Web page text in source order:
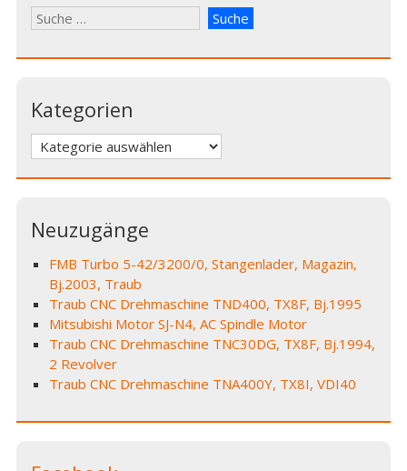
Kategorien
Kategorien
Neuzugänge
FMB Turbo 5-42/3200/0, Stangenlader, Magazin,
Bj.2003, Traub
Traub CNC Drehmaschine TND400, TX8F, Bj.1995
Mitsubishi Motor SJ-N4, AC Spindle Motor
Traub CNC Drehmaschine TNC30DG, TX8F, Bj.1994,
2 Revolver
Traub CNC Drehmaschine TNA400Y, TX8I, VDI40